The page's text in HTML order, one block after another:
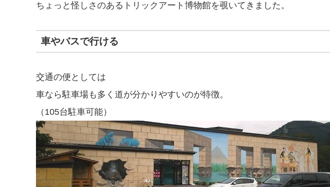
ちょっと怪しさのあるトリックアート博物館を覗いてきました。
車やバスで行ける
交通の便としては
車なら駐車場も多く道が分かりやすいのが特徴。
（105台駐車可能）